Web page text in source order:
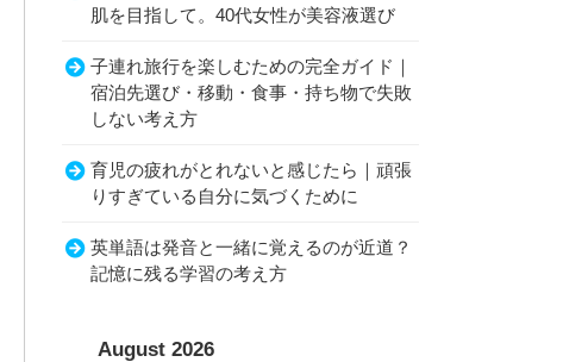
肌を目指して。40代女性が美容液選び
子連れ旅行を楽しむための完全ガイド｜
宿泊先選び・移動・食事・持ち物で失敗
しない考え方
育児の疲れがとれないと感じたら｜頑張
りすぎている自分に気づくために
英単語は発音と一緒に覚えるのが近道？
記憶に残る学習の考え方
August 2026